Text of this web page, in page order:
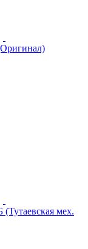
(Тутаевская мех.